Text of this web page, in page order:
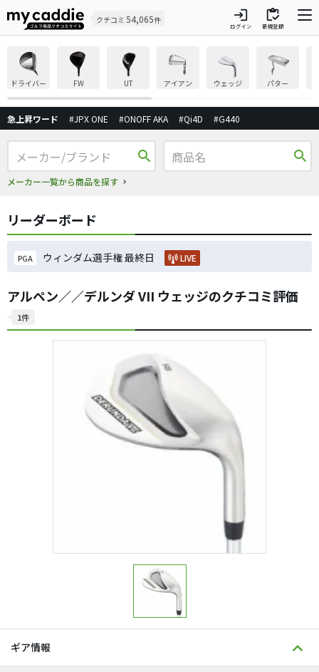
クチコミ 54,065件 login
ログイン
inventory
新規登録
ドライバー FW UT アイアン ウェッジ パター
急上昇ワード #JPX ONE #ONOFF AKA #Qi4D #G440
search
メーカー一覧から商品を探す
search
リーダーボード
PGA ウィンダム選手権 最終日 LIVE
アルペン／／デルンダ VII ウェッジのクチコミ評価
1件
ギア情報